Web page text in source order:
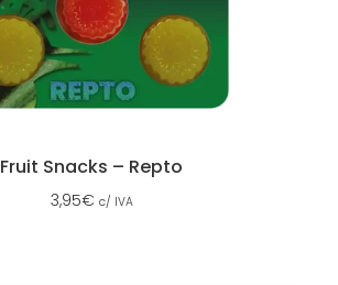
Fruit Snacks – Repto
3,95€ c/ IVA